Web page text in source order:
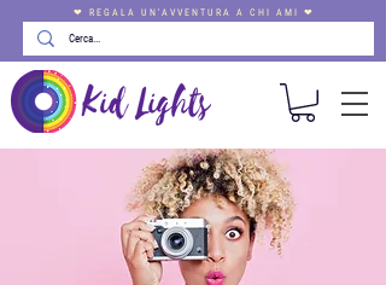
❤ REGALA UN'AVVENTURA A CHI AMI ❤